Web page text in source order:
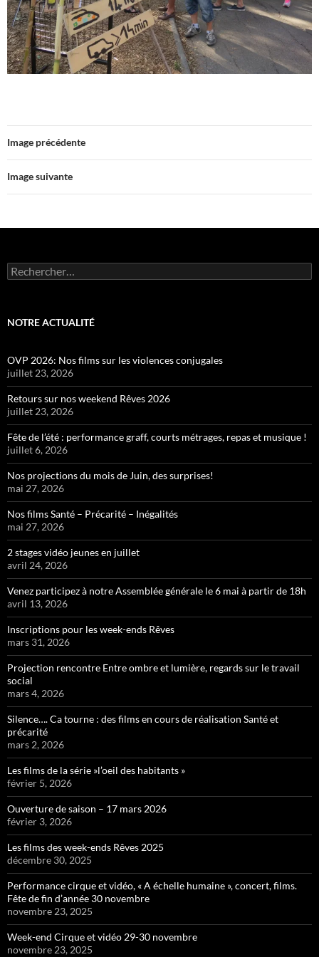
Image précédente
Image suivante
Rechercher :
NOTRE ACTUALITÉ
OVP 2026: Nos films sur les violences conjugales
juillet 23, 2026
Retours sur nos weekend Rêves 2026
juillet 23, 2026
Fête de l’été : performance graff, courts métrages, repas et musique !
juillet 6, 2026
Nos projections du mois de Juin, des surprises!
mai 27, 2026
Nos films Santé – Précarité – Inégalités
mai 27, 2026
2 stages vidéo jeunes en juillet
avril 24, 2026
Venez participez à notre Assemblée générale le 6 mai à partir de 18h
avril 13, 2026
Inscriptions pour les week-ends Rêves
mars 31, 2026
Projection rencontre Entre ombre et lumière, regards sur le travail
social
mars 4, 2026
Silence…. Ca tourne : des films en cours de réalisation Santé et
précarité
mars 2, 2026
Les films de la série »l’oeil des habitants »
février 5, 2026
Ouverture de saison – 17 mars 2026
février 3, 2026
Les films des week-ends Rêves 2025
décembre 30, 2025
Performance cirque et vidéo, « A échelle humaine », concert, films.
Fête de fin d’année 30 novembre
novembre 23, 2025
Week-end Cirque et vidéo 29-30 novembre
novembre 23, 2025